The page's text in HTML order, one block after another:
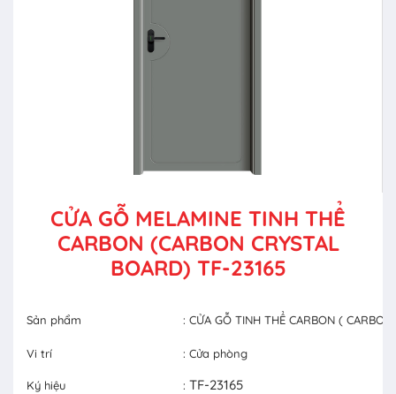
CỬA GỖ MELAMINE TINH THỂ
CARBON (CARBON CRYSTAL
BOARD) TF-23165
Sản phẩm : CỬA GỖ TINH THỂ CARBON (
Vi trí : Cửa phòng
Ký hiệu : TF-23165